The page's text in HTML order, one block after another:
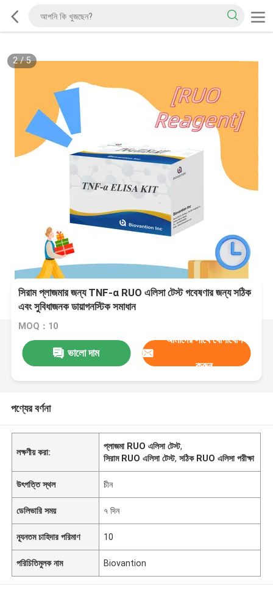
2/5
সিরাম প্লাজমার জন্য TNF-α RUO এলিসা টেস্ট গবেষণার জন্য সঠিক
এবং সুবিধাজনক ডায়াগনস্টিক সমাধান
MOQ：10
ভালো দাম
আমাদের সাথে যোগাযোগ
করুন
পণ্যের বর্ণনা
লক্ষণীয় করা:
প্লাজমা RUO এলিসা টেস্ট,
সিরাম RUO এলিসা টেস্ট,সঠিক RUO এলিসা পরীক্ষা
উৎপত্তি স্থল চীন
ডেলিভারি সময় ৭ দিন
ন্যূনতম চাহিদার পরিমাণ 10
পরিচিতিমুলক নাম Biovantion